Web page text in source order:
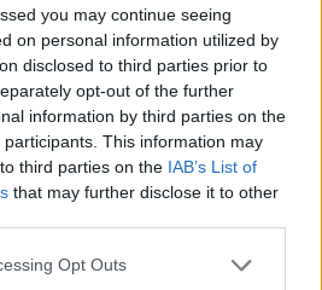
you may continue seeing
on personal information utilized by
disclosed to third parties prior to
opt-out of the further
information by third parties on the
participants. This information may
third parties on the IAB’s List of
that may further disclose it to other
app uses one or more Google
Opt Outs
decise di seguire il
dopo una notte al
una partita decisiva: oggi
conserva il biglietto di quella